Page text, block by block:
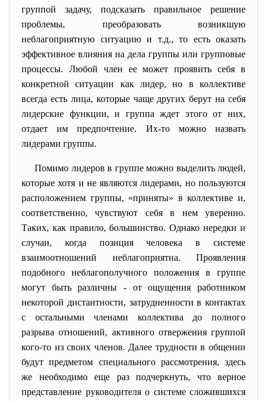
группой задачу, подсказать правильное решение
проблемы, преобразовать возникшую
неблагоприятную ситуацию и т.д., то есть оказать
эффективное влияния на дела группы или групповые
процессы. Любой член ее может проявить себя в
конкретной ситуации как лидер, но в коллективе
всегда есть лица, которые чаще других берут на себя
лидерские функции, и группа ждет этого от них,
отдает им предпочтение. Их-то можно назвать
лидерами группы.
Помимо лидеров в группе можно выделить людей,
которые хотя и не являются лидерами, но пользуются
расположением группы, «приняты» в коллективе и,
соответственно, чувствуют себя в нем уверенно.
Таких, как правило, большинство. Однако нередки и
случаи, когда позиция человека в системе
взаимоотношений неблагоприятна. Проявления
подобного неблагополучного положения в группе
могут быть различны - от ощущения работником
некоторой дистантности, затрудненности в контактах
с остальными членами коллектива до полного
разрыва отношений, активного отвержения группой
кого-то из своих членов. Далее трудности в общении
будут предметом специального рассмотрения, здесь
же необходимо еще раз подчеркнуть, что верное
представление руководителя о системе сложившихся